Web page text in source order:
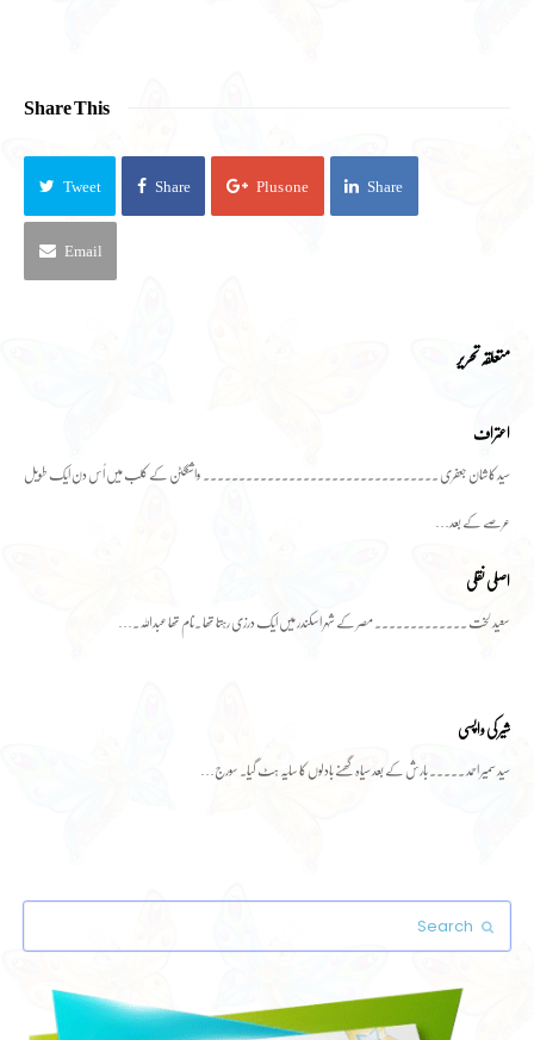
Share This
Tweet Share Plus one Share
Email
متعلقہ تحریر
اعتراف
سید کاشان جعفری ۔۔۔۔۔۔۔۔۔۔۔۔۔۔۔۔۔۔۔۔۔۔۔۔۔۔۔۔۔۔۔۔۔ واشنگٹن کے کلب میں اُس دن ایک طویل
عرصے کے بعد…
اصلی نقلی
سعید لخت ۔۔۔۔۔۔۔۔۔۔۔۔۔ مصر کے شہر اسکندر میں ایک درزی رہتا تھا ۔نام تھا عبداللہ۔…
شیر کی واپسی
سید سمیر احمد ۔۔۔۔۔ بارش کے بعد سیاہ گھنے بادلوں کا سایہ ہٹ گیا۔ سورج…
Search